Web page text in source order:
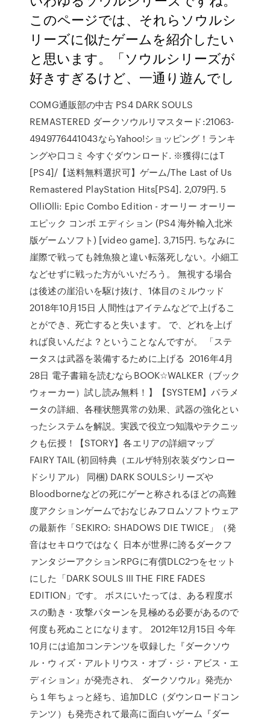
このページでは、それらソウルシ
リーズに似たゲームを紹介したい
と思います。「ソウルシリーズが
好きすぎるけど、一通り遊んでし
COMG通販部の中古 PS4 DARK SOULS
REMASTERED ダークソウルリマスタード:21063-
4949776441043ならYahoo!ショッピング！ランキ
ングや口コミ 今すぐダウンロード. ※獲得にはT
[PS4]/【送料無料選択可】ゲーム/The Last of Us
Remastered PlayStation Hits[PS4]. 2,079円. 5
OlliOlli: Epic Combo Edition - オーリー オーリー
エピック コンボ エディション (PS4 海外輸入北米
版ゲームソフト) [video game]. 3,715円. ちなみに
崖際で戦っても雑魚狼と違い転落死しない。小細工
などせずに戦った方がいいだろう。 無視する場合
は後述の崖沿いを駆け抜け、1体目のミルウッド
2018年10月15日 人間性はアイテムなどで上げるこ
とができ、死亡すると失います。 で、どれを上げ
れば良いんだよ？ということなんですが。 「ステ
ータスは武器を装備するために上げる 2016年4月
28日 電子書籍を読むならBOOK☆WALKER（ブック
ウォーカー）試し読み無料！】【SYSTEM】パラメ
ータの詳細、各種状態異常の効果、武器の強化とい
ったシステムを解説。実践で役立つ知識やテクニッ
クも伝授！【STORY】各エリアの詳細マップ
FAIRY TAIL (初回特典（エルザ特別衣装ダウンロー
ドシリアル） 同梱) DARK SOULSシリーズや
Bloodborneなどの死にゲーと称されるほどの高難
度アクションゲームでおなじみフロムソフトウェア
の最新作「SEKIRO: SHADOWS DIE TWICE」（発
音はセキロウではなく 日本が世界に誇るダークフ
ァンタジーアクションRPGに有償DLC2つをセット
にした「DARK SOULS III THE FIRE FADES
EDITION」です。 ボスにいたっては、ある程度ボ
スの動き・攻撃パターンを見極める必要があるので
何度も死ぬことになります。 2012年12月15日 今年
10月には追加コンテンツを収録した『ダークソウ
ル・ウィズ・アルトリウス・オブ・ジ・アビス・エ
ディション』が発売され、 ダークソウル』発売か
ら１年ちょっと経ち、追加DLC（ダウンロードコン
テンツ）も発売されて最高に面白いゲーム『ダー